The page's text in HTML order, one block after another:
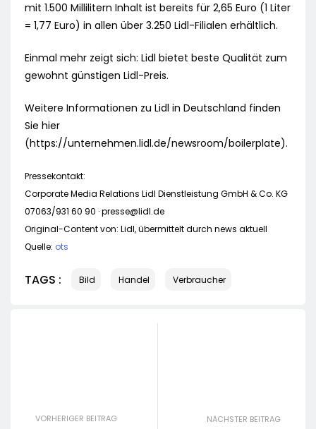
mit 1.500 Millilitern Inhalt ist bereits für 2,65 Euro (1 Liter
= 1,77 Euro) in allen über 3.250 Lidl-Filialen erhältlich.
Einmal mehr zeigt sich: Lidl bietet beste Qualität zum
gewohnt günstigen Lidl-Preis.
Weitere Informationen zu Lidl in Deutschland finden
Sie hier
(https://unternehmen.lidl.de/newsroom/boilerplate).
Pressekontakt:
Corporate Media Relations Lidl Dienstleistung GmbH & Co. KG
07063/931 60 90 ·presse@lidl.de
Original-Content von: Lidl, übermittelt durch news aktuell
Quelle: ots
TAGS : Bild Handel Verbraucher
VORHERIGER BEITRAG NÄCHSTER BEITRAG